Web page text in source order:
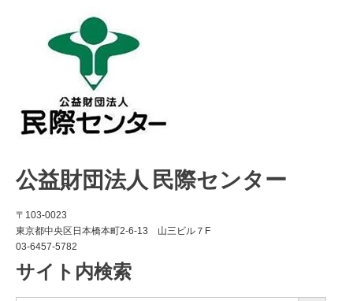
公益財団法人 民際センター
〒103-0023
東京都中央区日本橋本町2-6-13 山三ビル７F
03-6457-5782
サイト内検索
Search Button